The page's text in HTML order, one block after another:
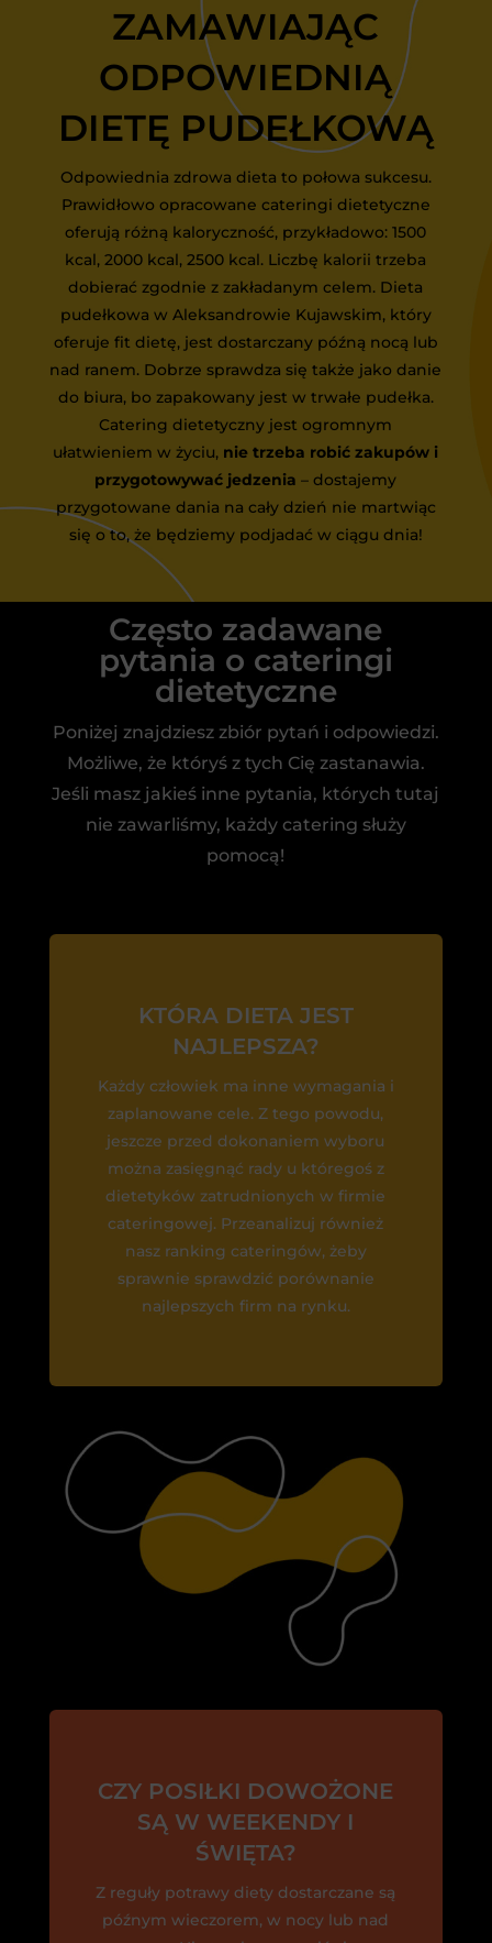
ZAMAWIAJĄC
ODPOWIEDNIĄ
DIETĘ PUDEŁKOWĄ
Odpowiednia zdrowa dieta to połowa sukcesu.
Prawidłowo opracowane cateringi dietetyczne
oferują różną kaloryczność, przykładowo: 1500
kcal, 2000 kcal, 2500 kcal. Liczbę kalorii trzeba
dobierać zgodnie z zakładanym celem. Dieta
pudełkowa w Aleksandrowie Kujawskim, który
oferuje fit dietę, jest dostarczany późną nocą lub
nad ranem. Dobrze sprawdza się także jako danie
do biura, bo zapakowany jest w trwałe pudełka.
Catering dietetyczny jest ogromnym
ułatwieniem w życiu, nie trzeba robić zakupów i
przygotowywać jedzenia – dostajemy
przygotowane dania na cały dzień nie martwiąc
się o to, że będziemy podjadać w ciągu dnia!
Często zadawane
pytania o cateringi
dietetyczne
Poniżej znajdziesz zbiór pytań i odpowiedzi.
Możliwe, że któryś z tych Cię zastanawia.
Jeśli masz jakieś inne pytania, których tutaj
nie zawarliśmy, każdy catering służy
pomocą!
KTÓRA DIETA JEST
NAJLEPSZA?
Każdy człowiek ma inne wymagania i
zaplanowane cele. Z tego powodu,
jeszcze przed dokonaniem wyboru
można zasięgnąć rady u któregoś z
dietetyków zatrudnionych w firmie
cateringowej. Przeanalizuj również
nasz ranking cateringów, żeby
sprawnie sprawdzić porównanie
najlepszych firm na rynku.
CZY POSIŁKI DOWOŻONE
SĄ W WEEKENDY I
ŚWIĘTA?
Z reguły potrawy diety dostarczane są
późnym wieczorem, w nocy lub nad